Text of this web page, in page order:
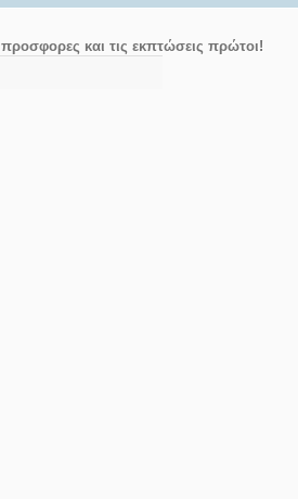
προσφορες και τις εκπτώσεις πρώτοι!